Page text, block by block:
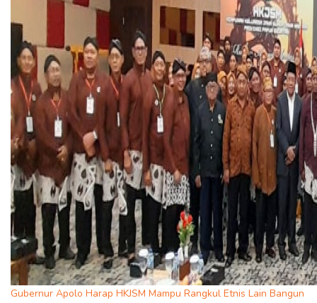
Gubernur Apolo Harap HKJSM Mampu Rangkul Etnis Lain Bangun